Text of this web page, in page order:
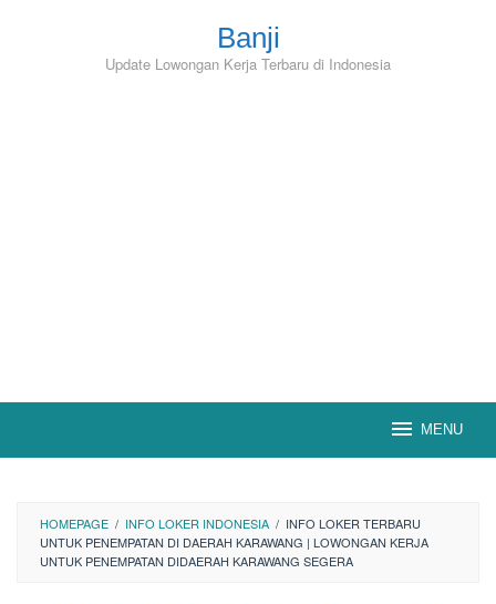
Banji
Update Lowongan Kerja Terbaru di Indonesia
MENU
HOMEPAGE / INFO LOKER INDONESIA / INFO LOKER TERBARU
UNTUK PENEMPATAN DI DAERAH KARAWANG | LOWONGAN KERJA
UNTUK PENEMPATAN DIDAERAH KARAWANG SEGERA